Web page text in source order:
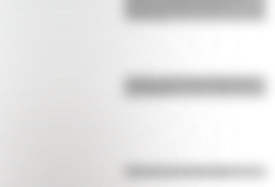
¿Sabías cómo fue la infancia de